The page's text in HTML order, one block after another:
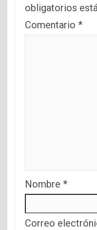
obligatorios
Comentario *
Nombre *
Correo